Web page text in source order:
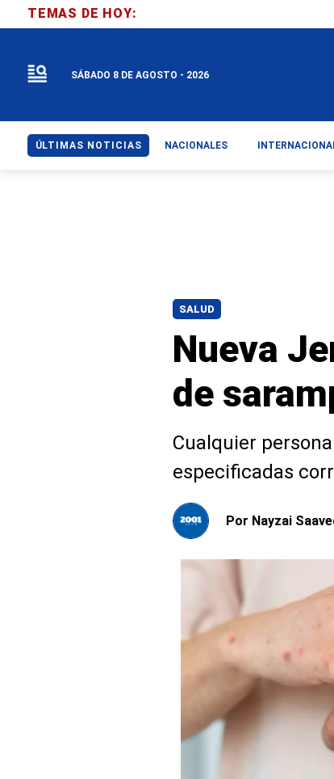
SALUD
Nueva
de
Cualquier
especificadas
Por Nayzai
TEMAS DE HOY:
SÁBADO 8 DE AGOSTO - 2026
ÚLTIMAS NOTICIAS NACIONALES